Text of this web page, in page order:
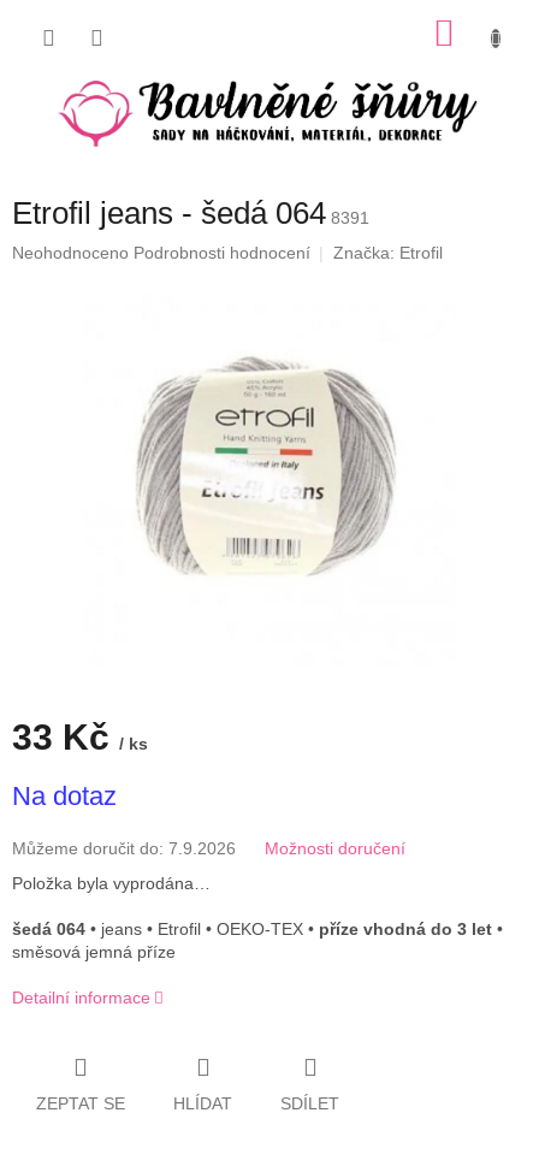
Etrofil jeans - šedá 064 8391
Průměrné
Neohodnoceno Podrobnosti hodnocení Značka: Etrofil
33 Kč / ks
cena:
Na dotaz
Můžeme doručit do: 7.9.2026
Možnosti doručení
Položka byla vyprodána…
šedá 064 • jeans • Etrofil • OEKO-TEX • příze vhodná do 3 let •
směsová jemná příze
Detailní informace
ZEPTAT SE HLÍDAT SDÍLET